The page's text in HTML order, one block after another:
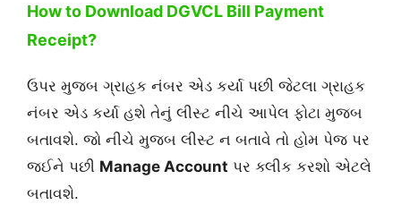
How to Download DGVCL Bill Payment
Receipt?
ઉપર મુજબ ગ્રાહક નંબર એડ કર્યા પછી જેટલા ગ્રાહક
નંબર એડ કર્યા હશે તેનું લીસ્ટ નીચે આપેલ ફોટા મુજબ
બતાવશે. જો નીચે મુજબ લીસ્ટ ન બતાવે તો હોમ પેજ પર
જઈને પછી Manage Account પર ક્લીક કરશો એટલે
બતાવશે.